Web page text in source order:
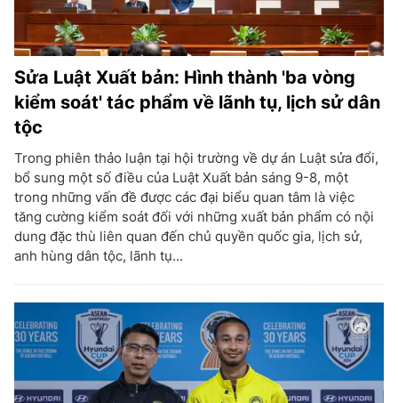
Sửa Luật Xuất bản: Hình thành 'ba vòng
kiểm soát' tác phẩm về lãnh tụ, lịch sử dân
tộc
Trong phiên thảo luận tại hội trường về dự án Luật sửa đổi,
bổ sung một số điều của Luật Xuất bản sáng 9-8, một
trong những vấn đề được các đại biểu quan tâm là việc
tăng cường kiểm soát đối với những xuất bản phẩm có nội
dung đặc thù liên quan đến chủ quyền quốc gia, lịch sử,
anh hùng dân tộc, lãnh tụ...